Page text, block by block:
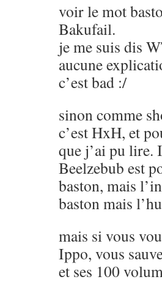
voir le mot
Bakufail.
je me suis dis
aucune
c’est bad :/
sinon comme
c’est HxH, et
que j’ai pu lire.
Beelzebub est
baston, mais
baston mais
mais si vous
Ippo, vous
et ses 100